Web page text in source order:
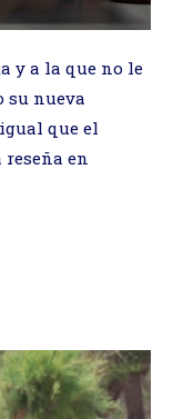
y a la que no le
su nueva
que el
en